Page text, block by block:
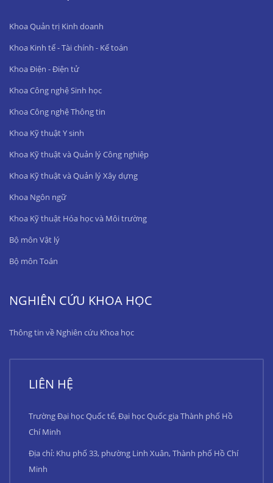
Khoa Quản trị Kinh doanh
Khoa Kinh tế - Tài chính - Kế toán
Khoa Điện - Điện tử
Khoa Công nghệ Sinh học
Khoa Công nghệ Thông tin
Khoa Kỹ thuật Y sinh
Khoa Kỹ thuật và Quản lý Công nghiệp
Khoa Kỹ thuật và Quản lý Xây dựng
Khoa Ngôn ngữ
Khoa Kỹ thuật Hóa học và Môi trường
Bộ môn Vật lý
Bộ môn Toán
NGHIÊN CỨU KHOA HỌC
Thông tin về Nghiên cứu Khoa học
LIÊN HỆ
Trường Đại học Quốc tế, Đại học Quốc gia Thành phố Hồ
Chí Minh
Địa chỉ: Khu phố 33, phường Linh Xuân, Thành phố Hồ Chí
Minh